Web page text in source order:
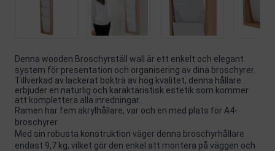
Denna wooden Broschyrställ wall är ett enkelt och elegant
system för presentation och organisering av dina broschyrer.
Tillverkad av lackerat bokträ av hög kvalitet, denna hållare
erbjuder en naturlig och karaktäristisk estetik som kommer
att komplettera alla inredningar.
Ramen har fem akrylhållare, var och en med plats för A4-
broschyrer.
Med sin robusta konstruktion väger denna broschyrhållare
endast 9,7 kg, vilket gör den enkel att montera på väggen och